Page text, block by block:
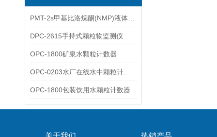
DPC-2615手持式颗粒物监测仪
OPC-1800矿泉水颗粒计数器
OPC-1800包装饮用水颗粒计数器